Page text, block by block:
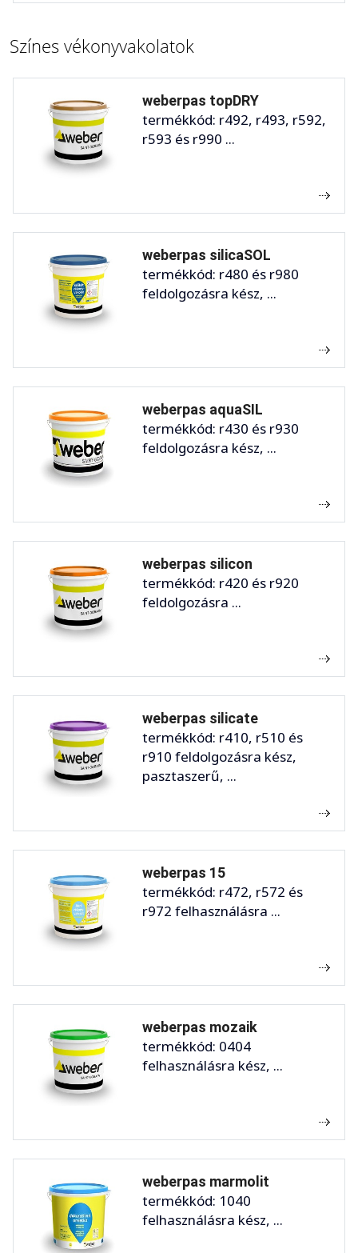
Színes vékonyvakolatok
weberpas topDRY
termékkód: r492, r493, r592,
r593 és r990 ...
weberpas silicaSOL
termékkód: r480 és r980
feldolgozásra kész, ...
weberpas aquaSIL
termékkód: r430 és r930
feldolgozásra kész, ...
weberpas silicon
termékkód: r420 és r920
feldolgozásra ...
weberpas silicate
termékkód: r410, r510 és
r910 feldolgozásra kész,
pasztaszerű, ...
weberpas 15
termékkód: r472, r572 és
r972 felhasználásra ...
weberpas mozaik
termékkód: 0404
felhasználásra kész, ...
weberpas marmolit
termékkód: 1040
felhasználásra kész, ...